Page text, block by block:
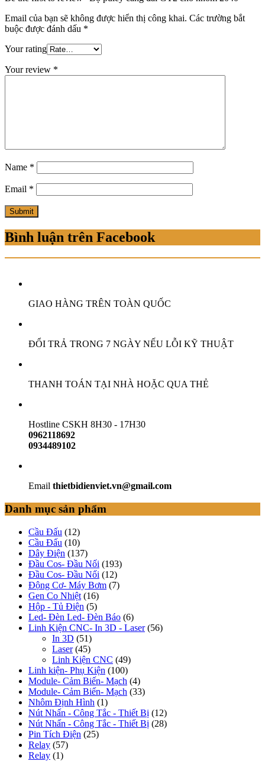
Email của bạn sẽ không được hiển thị công khai. Các trường bắt
buộc được đánh dấu *
Your rating
Your review *
Name *
Email *
Bình luận trên Facebook
GIAO HÀNG TRÊN TOÀN QUỐC
ĐỔI TRẢ TRONG 7 NGÀY NẾU LỖI KỸ THUẬT
THANH TOÁN TẠI NHÀ HOẶC QUA THẺ
Hostline CSKH 8H30 - 17H30
0962118692
0934489102
Email thietbidienviet.vn@gmail.com
Danh mục sản phẩm
Cầu Đấu (12)
Cầu Đấu (10)
Dây Điện (137)
Đầu Cos- Đầu Nối (193)
Đầu Cos- Đầu Nối (12)
Động Cơ- Máy Bơm (7)
Gen Co Nhiệt (16)
Hộp - Tủ Điện (5)
Led- Đèn Led- Đèn Báo (6)
Linh Kiện CNC- In 3D - Laser (56)
In 3D (51)
Laser (45)
Linh Kiện CNC (49)
Linh kiện- Phụ Kiện (100)
Module- Cảm Biến- Mạch (4)
Module- Cảm Biến- Mạch (33)
Nhôm Định Hình (1)
Nút Nhấn - Công Tắc - Thiết Bị (12)
Nút Nhấn - Công Tắc - Thiết Bị (28)
Pin Tích Điện (25)
Relay (57)
Relay (1)